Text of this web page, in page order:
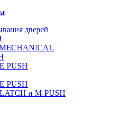
дверей
PUSH
PUSH
и M-PUSH